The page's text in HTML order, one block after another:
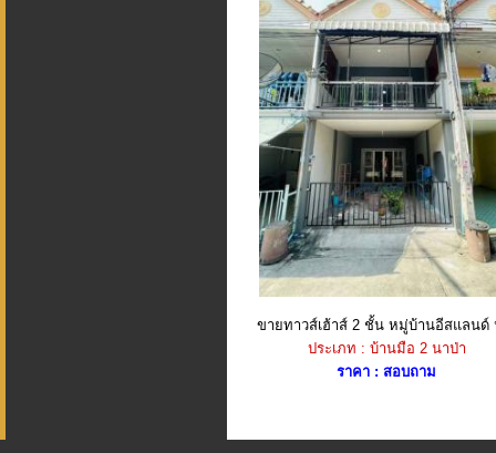
ขายทาวส์เฮ้าส์ 2 ชั้น หมู่บ้านอีสแลนด์
ประเภท : บ้านมือ 2 นาป่า
ราคา : สอบถาม